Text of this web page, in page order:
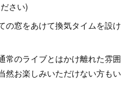
さい)
窓をあけて換気タイムを設け
常のライブとはかけ離れた雰囲
然お楽しみいただけない方もい